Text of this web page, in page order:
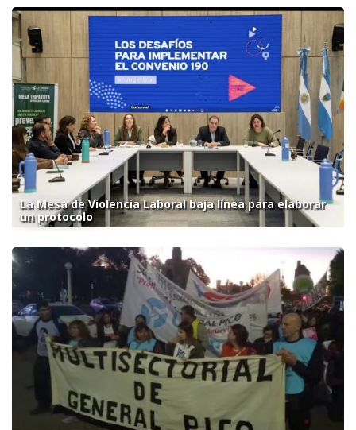
La Mesa de Violencia Laboral baja línea para elaborar
un protocolo